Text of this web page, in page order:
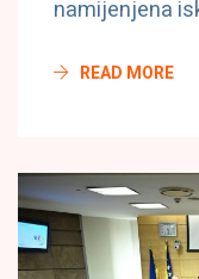
namijenjena
READ MORE